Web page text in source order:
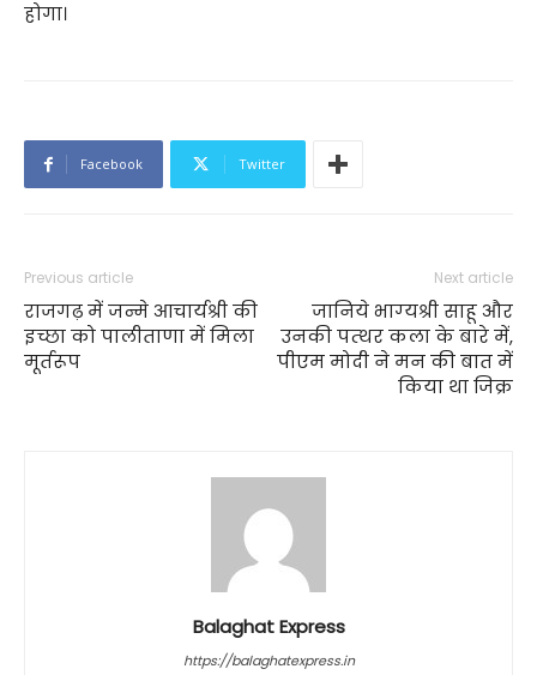
होगा।
Facebook Twitter
Previous article
राजगढ़ में जन्मे आचार्यश्री की
इच्छा को पालीताणा में मिला
मूर्तरूप
Next article
जानिये भाग्‍यश्री साहू और
उनकी पत्‍थर कला के बारे में,
पीएम मोदी ने मन की बात में
किया था जिक्र
Balaghat Express
https://balaghatexpress.in